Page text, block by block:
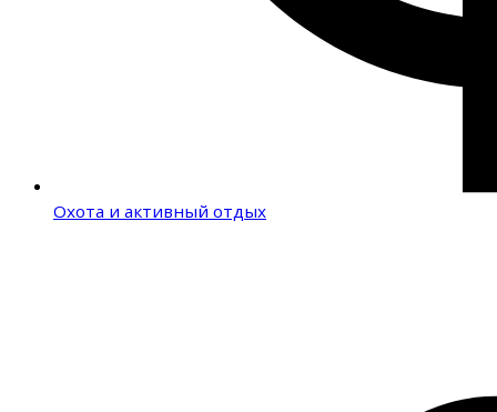
Охота и активный отдых